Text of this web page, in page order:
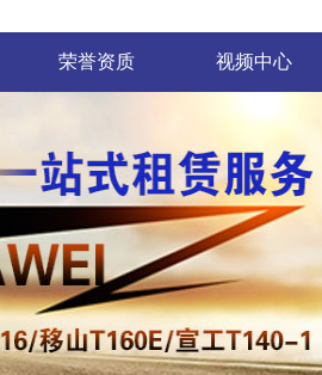
荣誉资质 视频中心